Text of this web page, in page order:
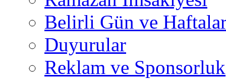
Belirli Gün ve
Duyurular
Reklam ve Sponsorluk